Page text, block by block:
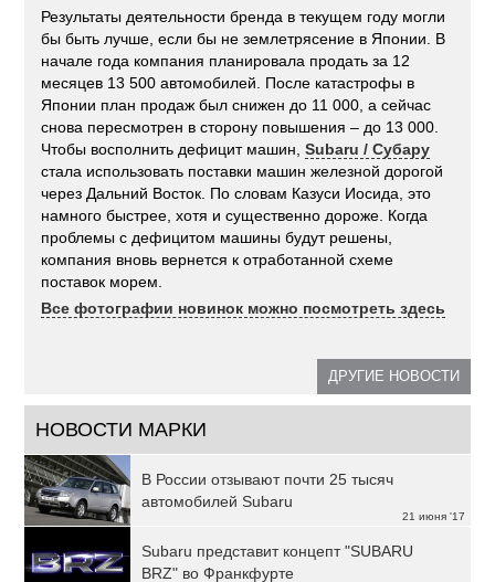
Результаты деятельности бренда в текущем году могли
бы быть лучше, если бы не землетрясение в Японии. В
начале года компания планировала продать за 12
месяцев 13 500 автомобилей. После катастрофы в
Японии план продаж был снижен до 11 000, а сейчас
снова пересмотрен в сторону повышения – до 13 000.
Чтобы восполнить дефицит машин,Subaru / Субару
стала использовать поставки машин железной дорогой
через Дальний Восток. По словам Казуси Иосида, это
намного быстрее, хотя и существенно дороже. Когда
проблемы с дефицитом машины будут решены,
компания вновь вернется к отработанной схеме
поставок морем.
Все фотографии новинок можно посмотреть здесь
ДРУГИЕ НОВОСТИ
НОВОСТИ МАРКИ
21 июня '17
В России отзывают почти 25 тысяч
автомобилей Subaru
Subaru представит концепт "SUBARU
BRZ" во Франкфурте